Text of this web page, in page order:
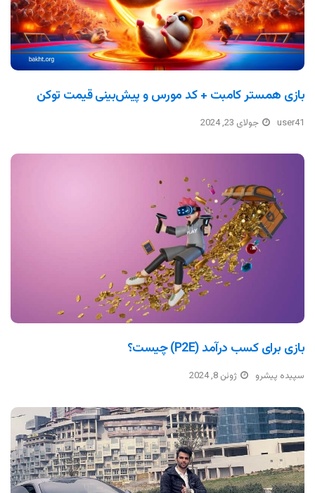
بازی همستر کامبت + کد مورس و پیش‌بینی قیمت توکن
user41 جولای 23, 2024
بازی برای کسب درآمد (P2E) چیست؟
سپیده پیشرو ژوئن 8, 2024